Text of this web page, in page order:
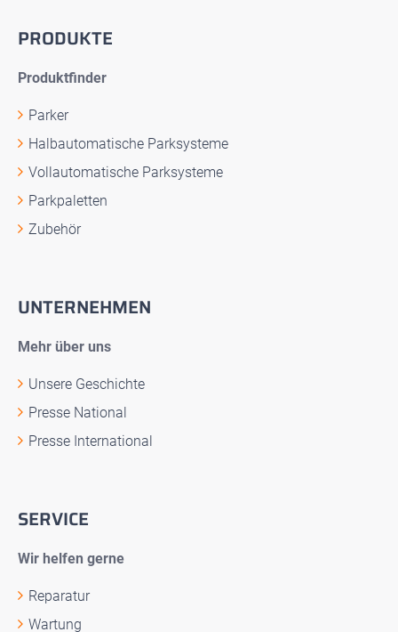
PRODUKTE
Produktfinder
Parker
Halbautomatische Parksysteme
Vollautomatische Parksysteme
Parkpaletten
Zubehör
UNTERNEHMEN
Mehr über uns
Unsere Geschichte
Presse National
Presse International
SERVICE
Wir helfen gerne
Reparatur
Wartung